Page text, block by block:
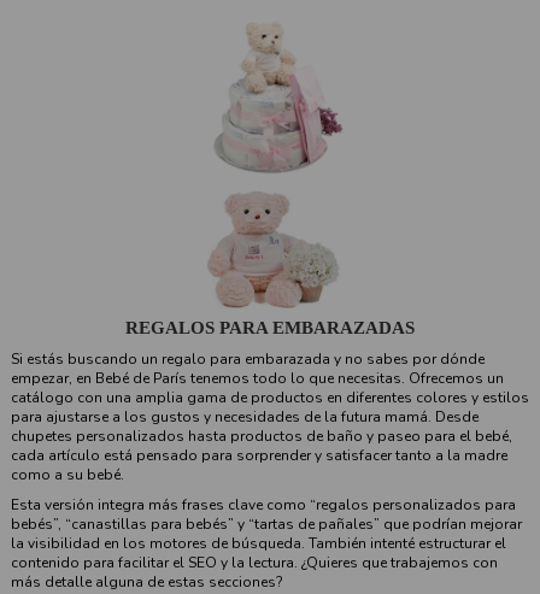
REGALOS PARA EMBARAZADAS
Si estás buscando un regalo para embarazada y no sabes por dónde
empezar, en Bebé de París tenemos todo lo que necesitas. Ofrecemos un
catálogo con una amplia gama de productos en diferentes colores y estilos
para ajustarse a los gustos y necesidades de la futura mamá. Desde
chupetes personalizados hasta productos de baño y paseo para el bebé,
cada artículo está pensado para sorprender y satisfacer tanto a la madre
como a su bebé.
Esta versión integra más frases clave como “regalos personalizados para
bebés”, “canastillas para bebés” y “tartas de pañales” que podrían mejorar
la visibilidad en los motores de búsqueda. También intenté estructurar el
contenido para facilitar el SEO y la lectura. ¿Quieres que trabajemos con
más detalle alguna de estas secciones?